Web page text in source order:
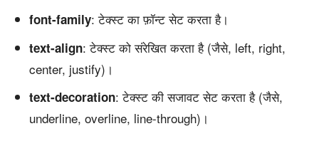
font-family: टेक्स्ट का फ़ॉन्ट सेट करता है।
text-align: टेक्स्ट को संरेखित करता है (जैसे, left, right,
center, justify)।
text-decoration: टेक्स्ट की सजावट सेट करता है (जैसे,
underline, overline, line-through)।